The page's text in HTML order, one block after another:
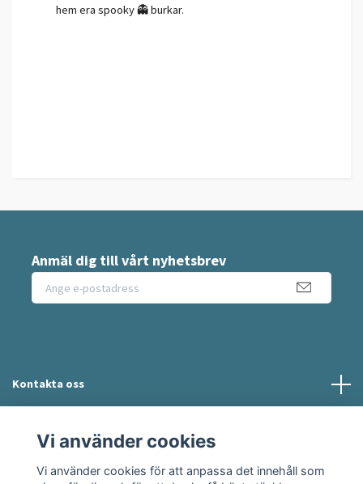
hem era spooky 👻 burkar.
Anmäl dig till vårt nyhetsbrev
Kontakta oss
Sociala medier
Vi använder cookies
Vi använder cookies för att anpassa det innehåll som